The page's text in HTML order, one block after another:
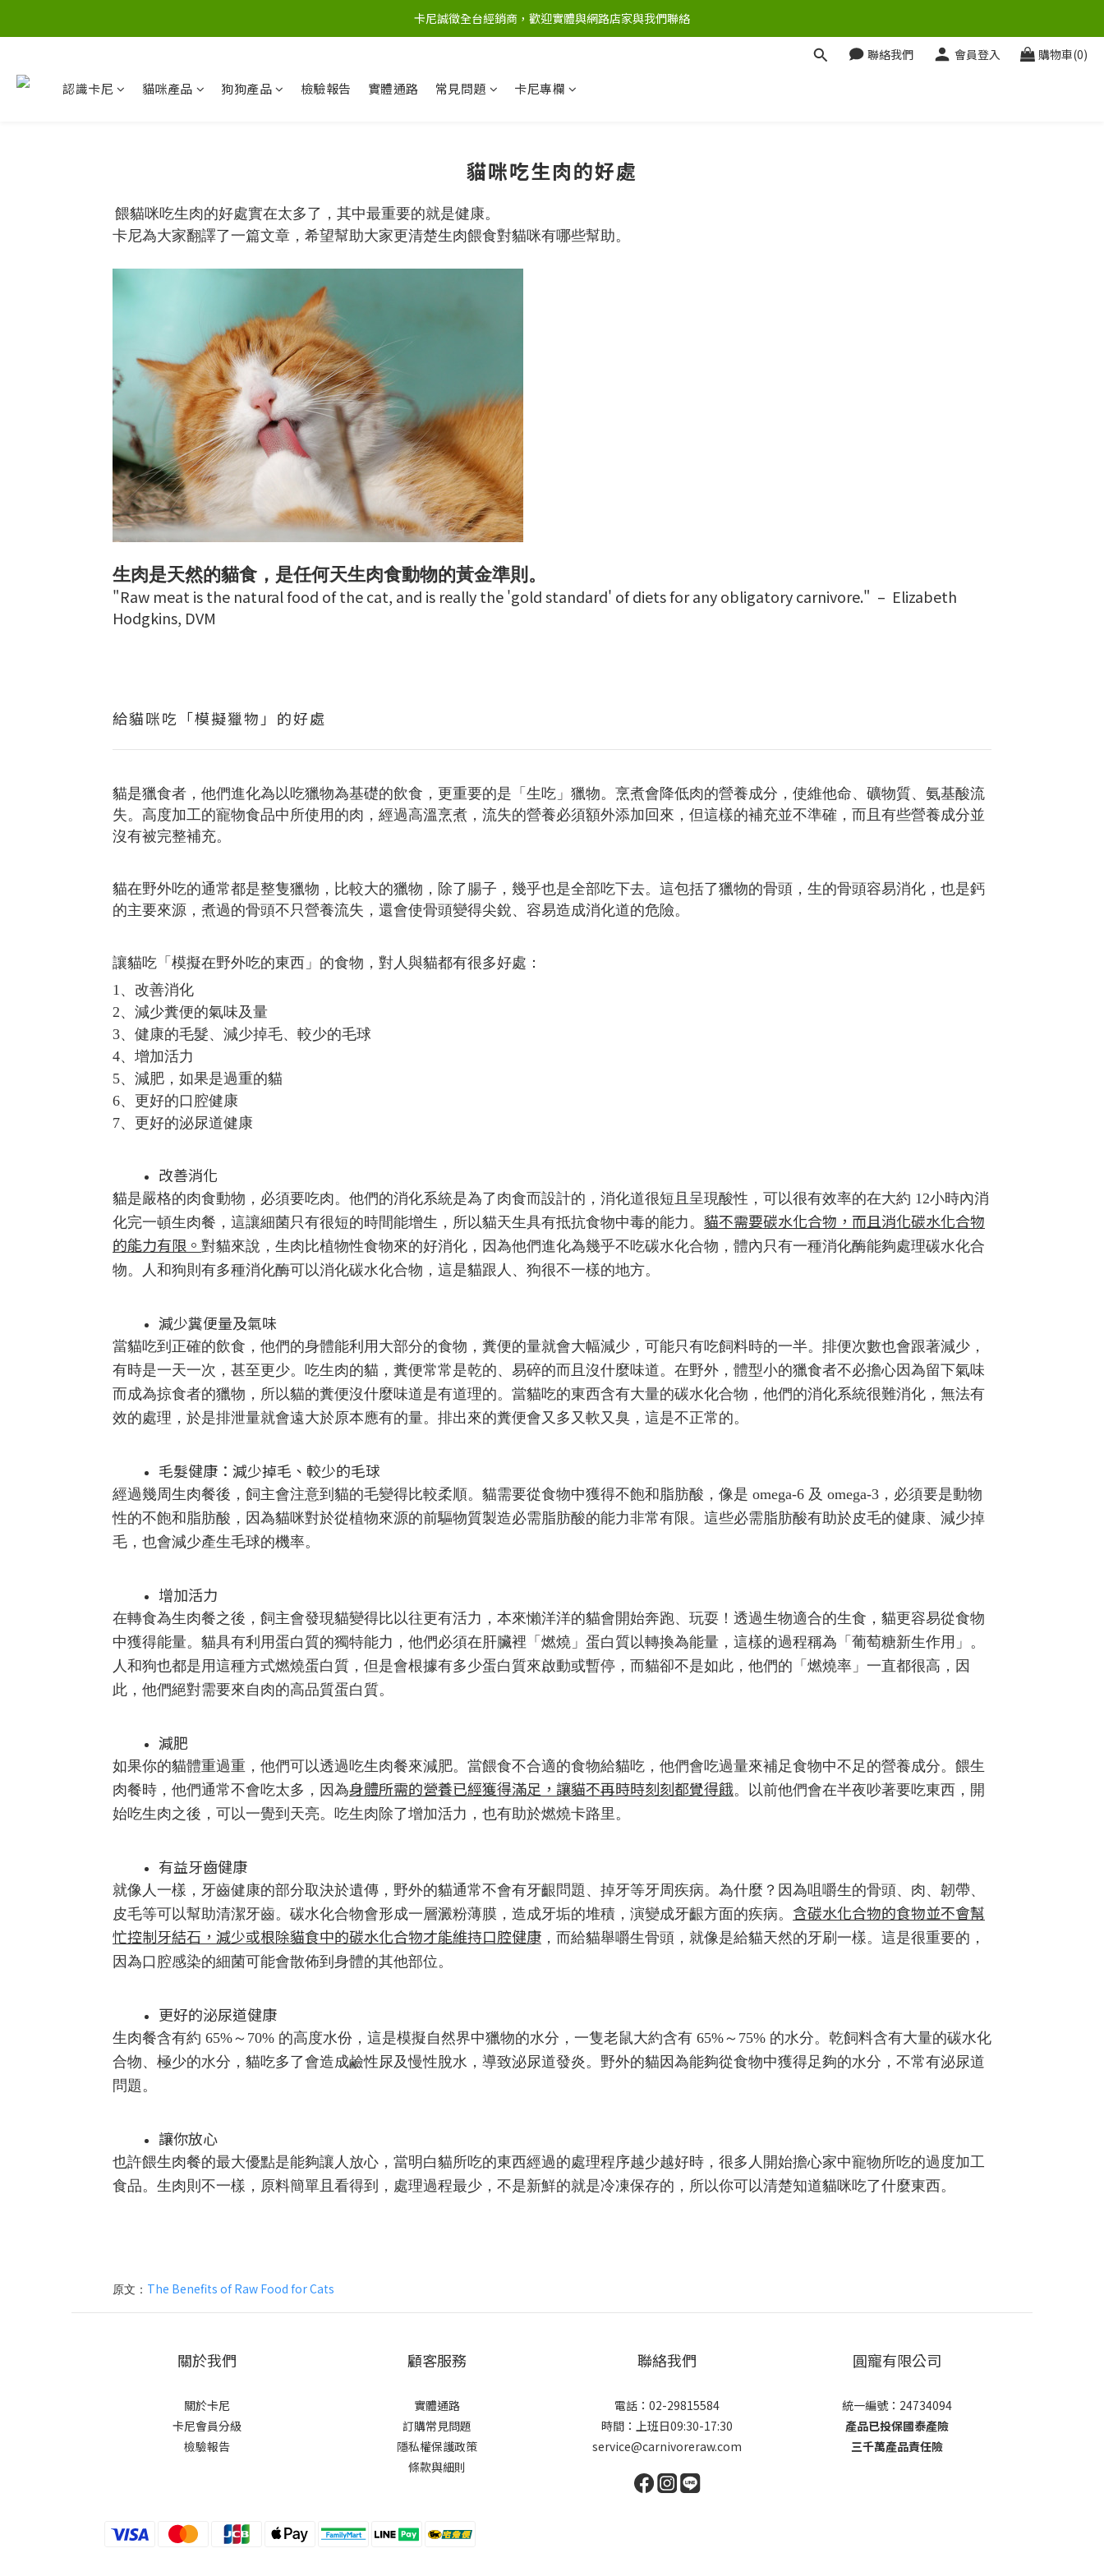
卡尼誠徵全台經銷商，歡迎實體與網路店家與我們聯絡
聯絡我們 會員登入 購物車(0)
認識卡尼 貓咪產品 狗狗產品 檢驗報告 實體通路 常見問題 卡尼專欄
貓咪吃生肉的好處
餵貓咪吃生肉的好處實在太多了，其中最重要的就是健康。
卡尼為大家翻譯了一篇文章，希望幫助大家更清楚生肉餵食對貓咪有哪些幫助。
生肉是天然的貓食，是任何天生肉食動物的黃金準則。
"Raw meat is the natural food of the cat, and is really the 'gold standard' of diets for any obligatory carnivore." – Elizabeth
Hodgkins, DVM
給貓咪吃「模擬獵物」的好處
貓是獵食者，他們進化為以吃獵物為基礎的飲食，更重要的是「生吃」獵物。 烹煮會降低肉的營養成分，使維他命、礦物質、氨基酸流
失。 高度加工的寵物食品中所使用的肉，經過高溫烹煮，流失的營養必須額外添加回來，但這樣的補充並不準確，而且有些營養成分並
沒有被完整補充。
貓在野外吃的通常都是整隻獵物，比較大的獵物，除了腸子，幾乎也是全部吃下去。這包括了獵物的骨頭，生的骨頭容易消化，也是鈣
的主要來源，煮過的骨頭不只營養流失，還會使骨頭變得尖銳、容易造成消化道的危險。
讓貓吃「模擬在野外吃的東西」的食物，對人與貓都有很多好處：
1、改善消化
2、 減少糞便的氣味及量
3、 健康的毛髮、減少掉毛、較少的毛球
4、 增加活力
5、 減肥，如果是過重的貓
6、 更好的口腔健康
7、 更好的泌尿道健康
改善消化
貓是嚴格的肉食動物，必須要吃肉。他們的消化系統是為了肉食而設計的，消化道很短且呈現酸性，可以很有效率的在大約 12小時內消
化完一頓生肉餐，這讓細菌只有很短的時間能增生，所以貓天生具有抵抗食物中毒的能力。 貓不需要碳水化合物，而且消化碳水化合物
的能力有限。 對貓來說，生肉比植物性食物來的好消化，因為他們進化為幾乎不吃碳水化合物，體內只有一種消化酶能夠處理碳水化合
物。人和狗則有多種消化酶可以消化碳水化合物，這是貓跟人、狗很不一樣的地方。
減少糞便量及氣味
當貓吃到正確的飲食，他們的身體能利用大部分的食物，糞便的量就會大幅減少，可能只有吃飼料時的一半。排便次數也會跟著減少，
有時是一天一次，甚至更少。吃生肉的貓，糞便常常是乾的、易碎的而且沒什麼味道。在野外，體型小的獵食者不必擔心因為留下氣味
而成為掠食者的獵物，所以貓的糞便沒什麼味道是有道理的。 當貓吃的東西含有大量的碳水化合物，他們的消化系統很難消化，無法有
效的處理，於是排泄量就會遠大於原本應有的量。排出來的糞便會又多又軟又臭，這是不正常的。
毛髮健康：減少掉毛、較少的毛球
經過幾周生肉餐後，飼主會注意到貓的毛變得比較柔順。貓需要從食物中獲得不飽和脂肪酸，像是 omega-6 及 omega-3， 必須要是動物
性的不飽和脂肪酸，因為貓咪對於從植物來源的前驅物質製造必需脂肪酸的能力非常有限。這些必需脂肪酸有助於皮毛的健康、減少掉
毛，也會減少產生毛球的機率。
增加活力
在轉食為生肉餐之後，飼主會發現貓變得比以往更有活力，本來懶洋洋的貓會開始奔跑、玩耍！透過生物適合的生食，貓更容易從食物
中獲得能量。 貓具有利用蛋白質的獨特能力，他們必須在肝臟裡「燃燒」蛋白質以轉換為能量，這樣的過程稱為「葡萄糖新生作用」。
人和狗也都是用這種方式燃燒蛋白質，但是會根據有多少蛋白質來啟動或暫停，而貓卻不是如此，他們的「燃燒率」一直都很高，因
此，他們絕對需要來自肉的高品質蛋白質。
減肥
如果你的貓體重過重，他們可以透過吃生肉餐來減肥。當餵食不合適的食物給貓吃，他們會吃過量來補足食物中不足的營養成分。餵生
肉餐時，他們通常不會吃太多，因為身體所需的營養已經獲得滿足，讓貓不再時時刻刻都覺得餓。以前他們會在半夜吵著要吃東西，開
始吃生肉之後，可以一覺到天亮。吃生肉除了增加活力，也有助於燃燒卡路里。
有益牙齒健康
就像人一樣，牙齒健康的部分取決於遺傳，野外的貓通常不會有牙齦問題、掉牙等牙周疾病。為什麼？因為咀嚼生的骨頭、肉、韌帶、
皮毛等可以幫助清潔牙齒。碳水化合物會形成一層澱粉薄膜，造成牙垢的堆積，演變成牙齦方面的疾病。 含碳水化合物的食物並不會幫
忙控制牙結石，減少或根除貓食中的碳水化合物才能維持口腔健康 ，而給貓舉嚼生骨頭，就像是給貓天然的牙刷一樣。這是很重要的，
因為口腔感染的細菌可能會散佈到身體的其他部位。
更好的泌尿道健康
生肉餐含有約 65%～70% 的高度水份，這是模擬自然界中獵物的水分，一隻老鼠大約含有 65%～75% 的水分。乾飼料含有大量的碳水化
合物、極少的水分，貓吃多了會造成鹼性尿及慢性脫水，導致泌尿道發炎。野外的貓因為能夠從食物中獲得足夠的水分，不常有泌尿道
問題。
讓你放心
也許餵生肉餐的最大優點是能夠讓人放心，當明白貓所吃的東西經過的處理程序越少越好時，很多人開始擔心家中寵物所吃的過度加工
食品。生肉則不一樣，原料簡單且看得到，處理過程最少，不是新鮮的就是冷凍保存的，所以你可以清楚知道貓咪吃了什麼東西。
原文： The Benefits of Raw Food for Cats
關於我們
關於卡尼
卡尼會員分級
檢驗報告
顧客服務
實體通路
訂購常見問題
隱私權保護政策
條款與細則
聯絡我們
電話：02-29815584
時間：上班日09:30-17:30
service@carnivoreraw.com
圓寵有限公司
統一編號：24734094
產品已投保國泰產險
三千萬產品責任險